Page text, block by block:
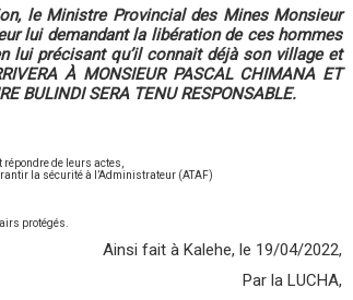
le Ministre Provincial des Mines Monsieur
lui demandant la libération de ces hommes
lui précisant qu’il connait déjà son village et
À MONSIEUR PASCAL CHIMANA ET
BULINDI SERA TENU RESPONSABLE.
de leurs actes,
la sécurité à l’Administrateur (ATAF)
protégés.
Ainsi fait à Kalehe, le 19/04/2022,
Par la LUCHA,